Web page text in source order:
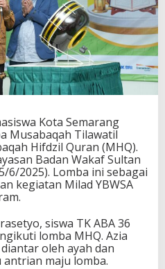
Kota Semarang
Musabaqah Tilawatil
Hifdzil Quran (MHQ).
Badan Wakaf Sultan
6/2025). Lomba ini sebagai
kegiatan Milad YBWSA
siswa TK ABA 36
lomba MHQ. Azia
oleh ayah dan
maju lomba.